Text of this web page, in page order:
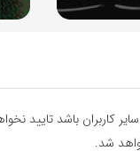
کاربران باشد تایید
شد.